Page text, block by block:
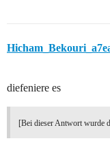
diefeniere es
[Bei dieser Antwort wurde